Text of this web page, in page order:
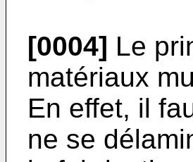
[0004] Le
matériaux
En effet, il
ne se